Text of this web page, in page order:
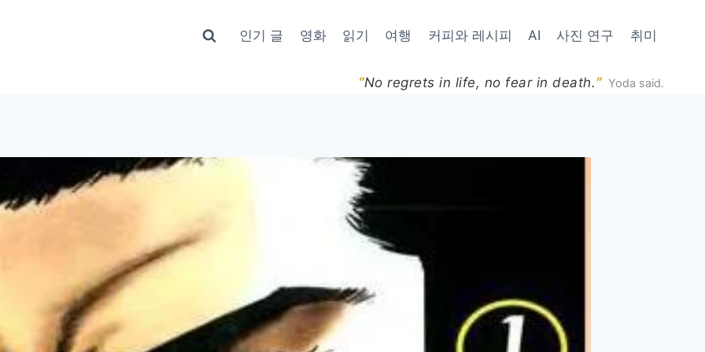
인기 글 영화 읽기 여행 커피와 레시피 AI 사진 연구 취미
“No regrets in life, no fear in death.” Yoda said.